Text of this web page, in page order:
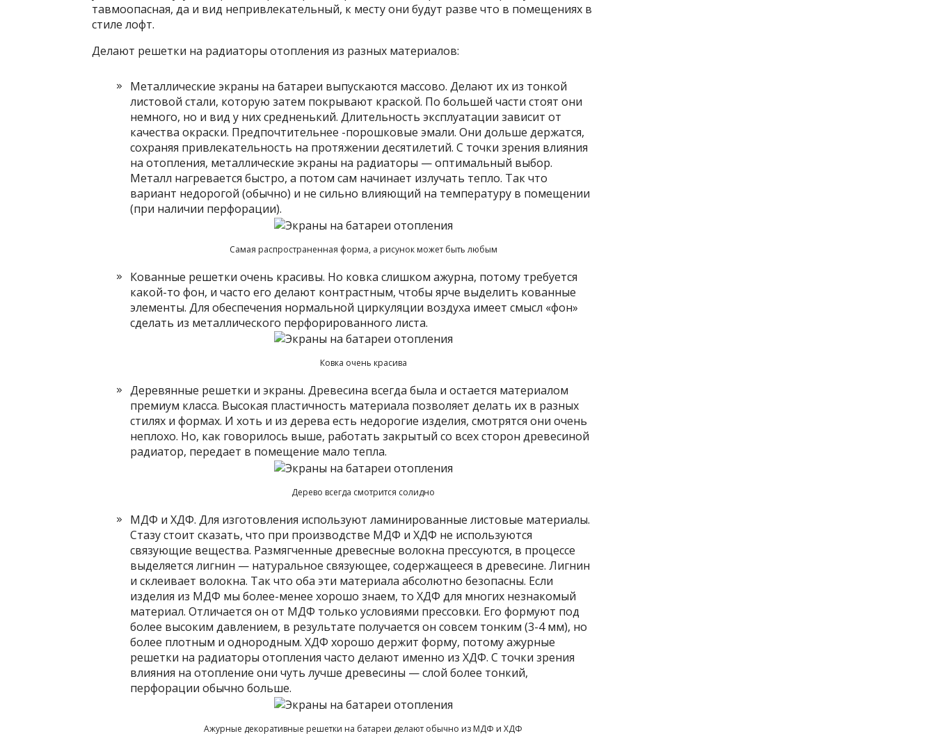
тавмоопасная, да и вид непривлекательный, к месту они будут разве что в помещениях в
стиле лофт.
Делают решетки на радиаторы отопления из разных материалов:
Металлические экраны на батареи выпускаются массово. Делают их из тонкой
листовой стали, которую затем покрывают краской. По большей части стоят они
немного, но и вид у них средненький. Длительность эксплуатации зависит от
качества окраски. Предпочтительнее -порошковые эмали. Они дольше держатся,
сохраняя привлекательность на протяжении десятилетий. С точки зрения влияния
на отопления, металлические экраны на радиаторы — оптимальный выбор.
Металл нагревается быстро, а потом сам начинает излучать тепло. Так что
вариант недорогой (обычно) и не сильно влияющий на температуру в помещении
(при наличии перфорации).
Самая распространенная форма, а рисунок может быть любым
Кованные решетки очень красивы. Но ковка слишком ажурна, потому требуется
какой-то фон, и часто его делают контрастным, чтобы ярче выделить кованные
элементы. Для обеспечения нормальной циркуляции воздуха имеет смысл «фон»
сделать из металлического перфорированного листа.
Ковка очень красива
Деревянные решетки и экраны. Древесина всегда была и остается материалом
премиум класса. Высокая пластичность материала позволяет делать их в разных
стилях и формах. И хоть и из дерева есть недорогие изделия, смотрятся они очень
неплохо. Но, как говорилось выше, работать закрытый со всех сторон древесиной
радиатор, передает в помещение мало тепла.
Дерево всегда смотрится солидно
МДФ и ХДФ. Для изготовления используют ламинированные листовые материалы.
Стазу стоит сказать, что при производстве МДФ и ХДФ не используются
связующие вещества. Размягченные древесные волокна прессуются, в процессе
выделяется лигнин — натуральное связующее, содержащееся в древесине. Лигнин
и склеивает волокна. Так что оба эти материала абсолютно безопасны. Если
изделия из МДФ мы более-менее хорошо знаем, то ХДФ для многих незнакомый
материал. Отличается он от МДФ только условиями прессовки. Его формуют под
более высоким давлением, в результате получается он совсем тонким (3-4 мм), но
более плотным и однородным. ХДФ хорошо держит форму, потому ажурные
решетки на радиаторы отопления часто делают именно из ХДФ. С точки зрения
влияния на отопление они чуть лучше древесины — слой более тонкий,
перфорации обычно больше.
Ажурные декоративные решетки на батареи делают обычно из МДФ и ХДФ